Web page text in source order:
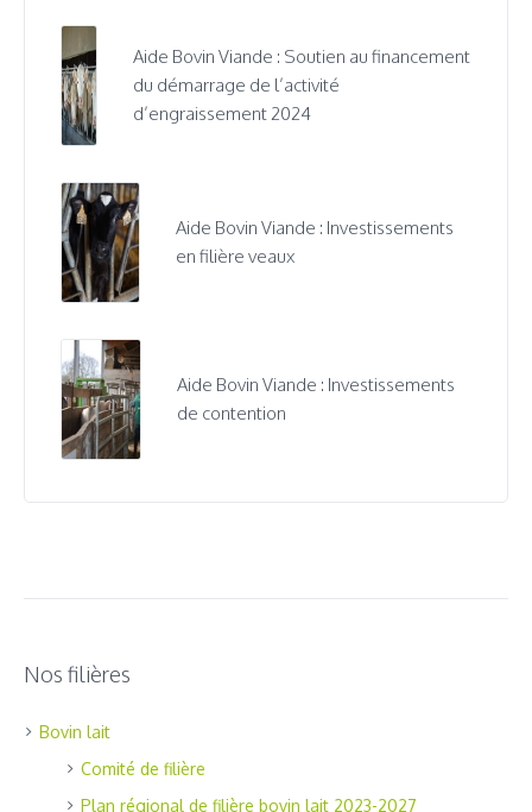
Aide Bovin Viande : Soutien au financement
du démarrage de l’activité
d’engraissement 2024
Aide Bovin Viande : Investissements
en filière veaux
Aide Bovin Viande : Investissements
de contention
Nos filières
Bovin lait
Comité de filière
Plan régional de filière bovin lait 2023-2027